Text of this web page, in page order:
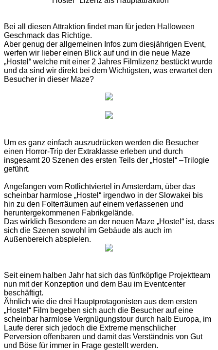
Bei all diesen Attraktion findet man für jeden Halloween
Geschmack das Richtige.
Aber genug der allgemeinen Infos zum diesjährigen Event,
werfen wir lieber einen Blick auf und in die neue Maze
„Hostel“ welche mit einer 2 Jahres Filmlizenz bestückt wurde
und da sind wir direkt bei dem Wichtigsten, was erwartet den
Besucher in dieser Maze?
Um es ganz einfach auszudrücken werden die Besucher
einen Horror-Trip der Extraklasse erleben und durch
insgesamt 20 Szenen des ersten Teils der „Hostel“ –Trilogie
geführt.
Angefangen vom Rotlichtviertel in Amsterdam, über das
scheinbar harmlose „Hostel“ irgendwo in der Slowakei bis
hin zu den Folterräumen auf einem verlassenen und
heruntergekommenen Fabrikgelände.
Das wirklich Besondere an der neuen Maze „Hostel“ ist, dass
sich die Szenen sowohl im Gebäude als auch im
Außenbereich abspielen.
Seit einem halben Jahr hat sich das fünfköpfige Projektteam
nun mit der Konzeption und dem Bau im Eventcenter
beschäftigt.
Ähnlich wie die drei Hauptprotagonisten aus dem ersten
„Hostel“ Film begeben sich auch die Besucher auf eine
scheinbar harmlose Vergnügungstour durch halb Europa, im
Laufe derer sich jedoch die Extreme menschlicher
Perversion offenbaren und damit das Verständnis von Gut
und Böse für immer in Frage gestellt werden.